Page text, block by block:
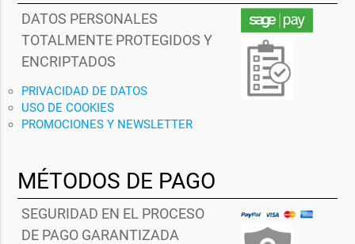
DATOS PERSONALES
TOTALMENTE PROTEGIDOS Y
ENCRIPTADOS
PRIVACIDAD DE DATOS
USO DE COOKIES
PROMOCIONES Y NEWSLETTER
MÉTODOS DE PAGO
SEGURIDAD EN EL PROCESO
DE PAGO GARANTIZADA